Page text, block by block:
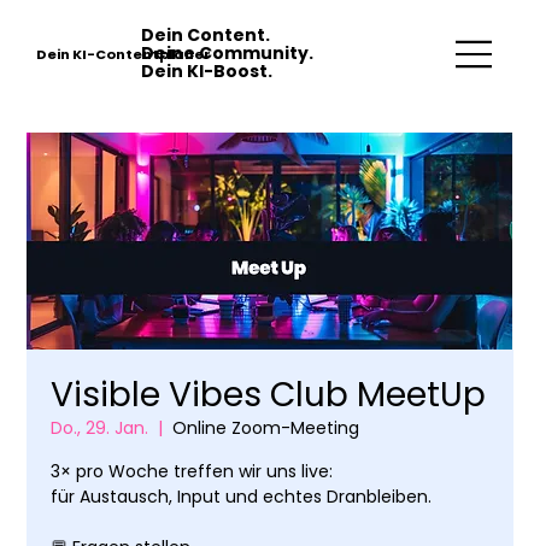
Dein Content.
Deine Community.
Dein KI-Boost.
Dein KI-Contentplaner
Visible Vibes Club MeetUp
Do., 29. Jan.
  |
Online Zoom-Meeting
3× pro Woche treffen wir uns live:
für Austausch, Input und echtes Dranbleiben.